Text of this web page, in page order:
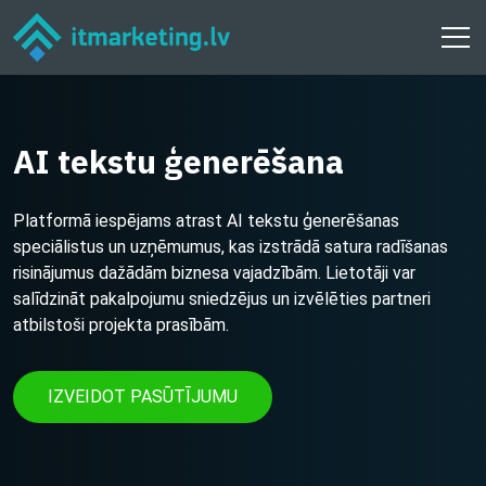
AI tekstu ģenerēšana
Platformā iespējams atrast AI tekstu ģenerēšanas
speciālistus un uzņēmumus, kas izstrādā satura radīšanas
risinājumus dažādām biznesa vajadzībām. Lietotāji var
salīdzināt pakalpojumu sniedzējus un izvēlēties partneri
atbilstoši projekta prasībām.
IZVEIDOT PASŪTĪJUMU